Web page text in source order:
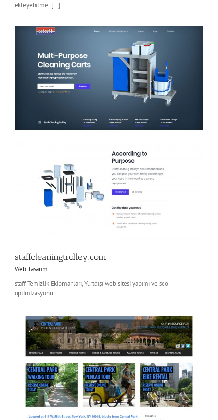
ekleyebilme: [...]
staffcleaningtrolley.com
Web Tasarım
staff Temizlik Ekipmanları, Yurtdışı web sitesi yapımı ve seo
optimizasyonu